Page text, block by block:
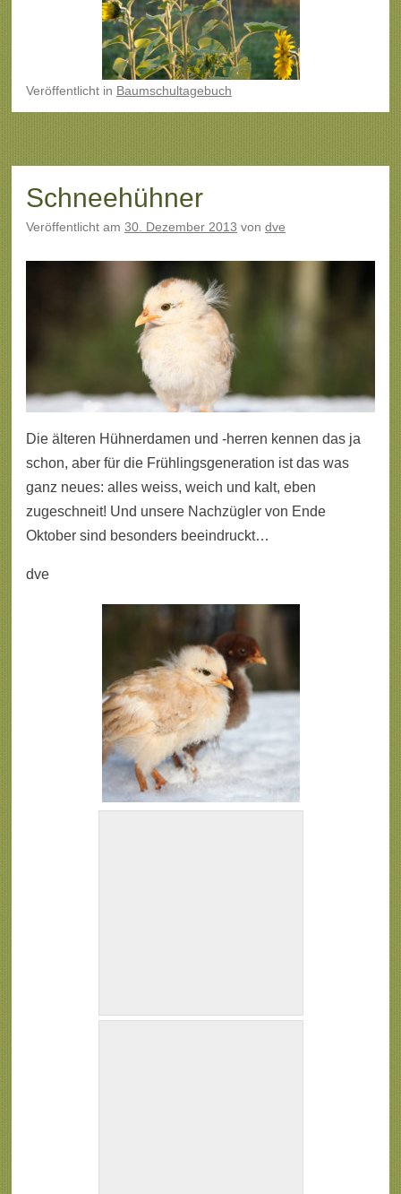
Veröffentlicht in Baumschultagebuch
Schneehühner
Veröffentlicht am 30. Dezember 2013 von dve
Die älteren Hühnerdamen und -herren kennen das ja
schon, aber für die Frühlingsgeneration ist das was
ganz neues: alles weiss, weich und kalt, eben
zugeschneit! Und unsere Nachzügler von Ende
Oktober sind besonders beeindruckt…
dve